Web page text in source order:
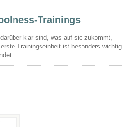
Trainings
klar sind, was auf sie zukommt,
Trainingseinheit ist besonders wichtig.
…